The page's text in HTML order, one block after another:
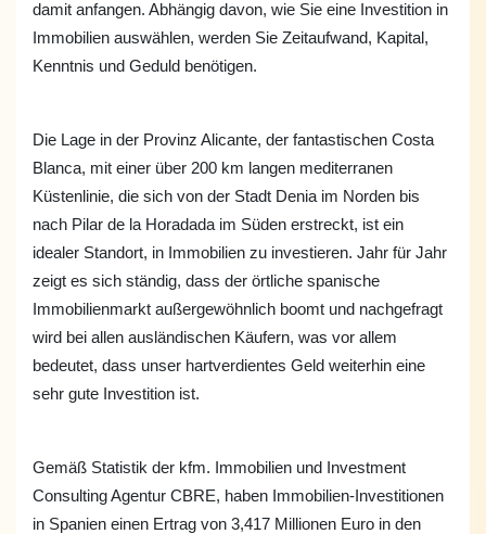
damit anfangen. Abhängig davon, wie Sie eine Investition in
Immobilien auswählen, werden Sie Zeitaufwand, Kapital,
Kenntnis und Geduld benötigen.
Die Lage in der Provinz Alicante, der fantastischen Costa
Blanca, mit einer über 200 km langen mediterranen
Küstenlinie, die sich von der Stadt Denia im Norden bis
nach Pilar de la Horadada im Süden erstreckt, ist ein
idealer Standort, in Immobilien zu investieren. Jahr für Jahr
zeigt es sich ständig, dass der örtliche spanische
Immobilienmarkt außergewöhnlich boomt und nachgefragt
wird bei allen ausländischen Käufern, was vor allem
bedeutet, dass unser hartverdientes Geld weiterhin eine
sehr gute Investition ist.
Gemäß Statistik der kfm. Immobilien und Investment
Consulting Agentur CBRE, haben Immobilien-Investitionen
in Spanien einen Ertrag von 3,417 Millionen Euro in den